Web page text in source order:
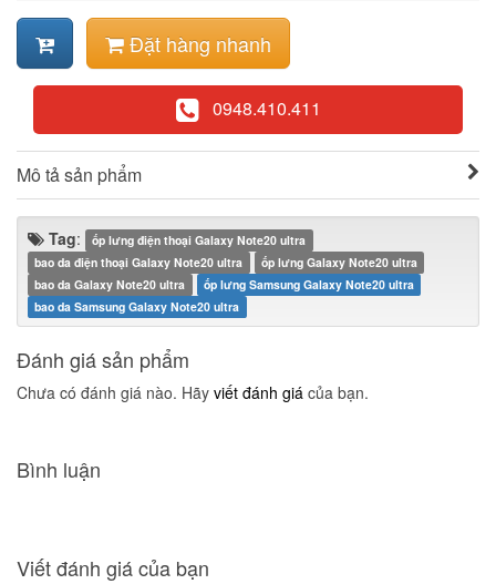
Đặt hàng nhanh
0948.410.411
Mô tả sản phẩm
Tag:
ốp lưng điện thoại Galaxy Note20 ultra
bao da điện thoại Galaxy Note20 ultra
ốp lưng Galaxy Note20 ultra
bao da Galaxy Note20 ultra
ốp lưng Samsung Galaxy Note20 ultra
bao da Samsung Galaxy Note20 ultra
Đánh giá sản phẩm
Chưa có đánh giá nào. Hãy viết đánh giá của bạn.
Bình luận
Viết đánh giá của bạn